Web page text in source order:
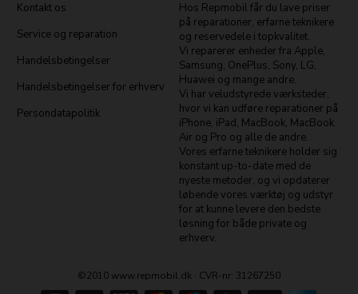
Kontakt os
Service og reparation
Handelsbetingelser
Handelsbetingelser for erhverv
Persondatapolitik
Hos Repmobil får du lave priser
på reparationer, erfarne teknikere
og reservedele i topkvalitet.
Vi reparerer enheder fra Apple,
Samsung, OnePlus, Sony, LG,
Huawei og mange andre.
Vi har veludstyrede værksteder,
hvor vi kan udføre reparationer på
iPhone, iPad, MacBook, MacBook
Air og Pro og alle de andre.
Vores erfarne teknikere holder sig
konstant up-to-date med de
nyeste metoder, og vi opdaterer
løbende vores værktøj og udstyr
for at kunne levere den bedste
løsning for både private og
erhverv.
©2010 www.repmobil.dk · CVR-nr: 31267250